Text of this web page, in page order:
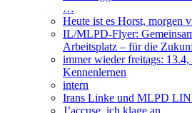
…
Heute ist es Horst, morgen
IL/MLPD-Flyer:
Arbeitsplatz – für die
immer wieder freitags:
Kennenlernen
intern
Irans Linke und MLPD
J’accuse, ich klage an